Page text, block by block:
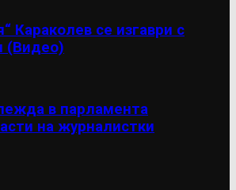
Караколев се изгаври с
(Видео)
в парламента
на журналистки